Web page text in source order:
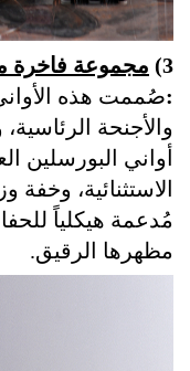
3) مجموعة فاخرة
:صُممت هذه
والأجنحة
أواني البورسلين
الاستثنائية، وخفة
مُدعمة هيكلياً
مظهرها الرقيق.